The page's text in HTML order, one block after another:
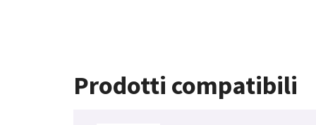
Prodotti compatibili